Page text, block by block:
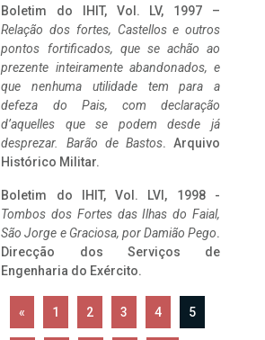
Boletim do IHIT, Vol. LV, 1997 –
Relação dos fortes, Castellos e outros
pontos fortificados, que se achão ao
prezente inteiramente abandonados, e
que nenhuma utilidade tem para a
defeza do Pais, com declaração
d’aquelles que se podem desde já
desprezar. Barão de Bastos. Arquivo
Histórico Militar.
Boletim do IHIT, Vol. LVI, 1998 -
Tombos dos Fortes das Ilhas do Faial,
São Jorge e Graciosa, por Damião Pego.
Direcção dos Serviços de
Engenharia do Exército.
« 1 2 3 4 5